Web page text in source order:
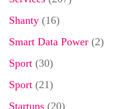
Shanty (16)
Smart Data Power (2)
Sport (30)
Sport (21)
Startups (20)